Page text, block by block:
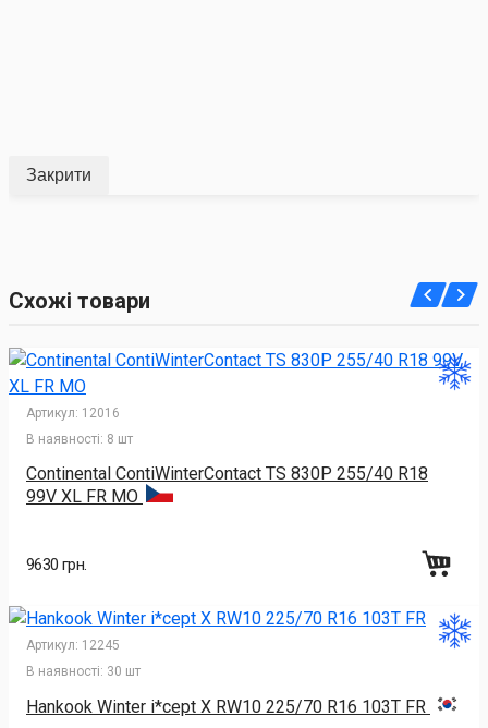
Закрити
Схожі товари
Артикул: 12016
В наявності: 8 шт
Continental ContiWinterContact TS 830P 255/40 R18
99V XL FR MO
9630 грн.
Артикул: 12245
В наявності: 30 шт
Hankook Winter i*cept X RW10 225/70 R16 103T FR